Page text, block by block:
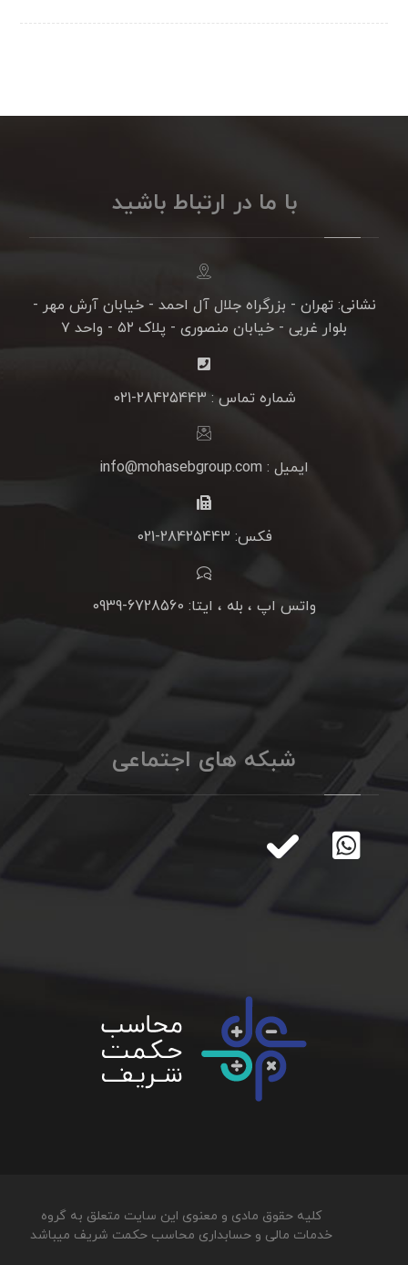
با ما در ارتباط باشید
نشانی: تهران - بزرگراه جلال آل احمد - خیابان آرش مهر -
بلوار غربی - خیابان منصوری - پلاک ۵۲ - واحد ۷
شماره تماس : 28425443-021
ایمیل : info@mohasebgroup.com
فکس: 28425443-021
واتس اپ ، بله ، ایتا: 6728560-0939
شبکه های اجتماعی
کلیه حقوق مادی و معنوی این سایت متعلق به گروه
خدمات مالی و حسابداری محاسب حکمت شریف میباشد